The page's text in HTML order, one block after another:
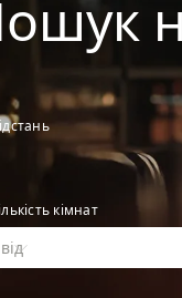
кімнат